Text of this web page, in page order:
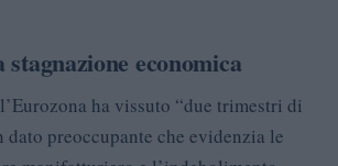
stagnazione economica
ha vissuto “due trimestri di
dato preoccupante che evidenzia le